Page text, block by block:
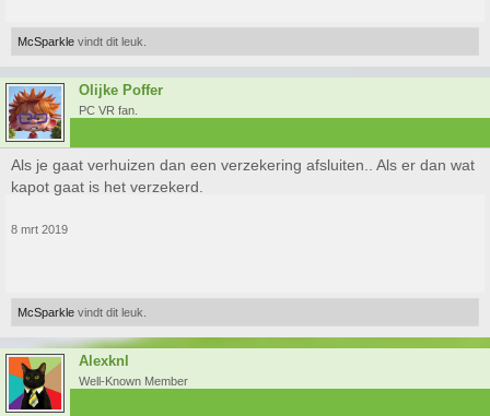
McSparkle vindt dit leuk.
Olijke Poffer
PC VR fan.
Als je gaat verhuizen dan een verzekering afsluiten.. Als er dan wat
kapot gaat is het verzekerd.
8 mrt 2019
McSparkle vindt dit leuk.
Alexknl
Well-Known Member